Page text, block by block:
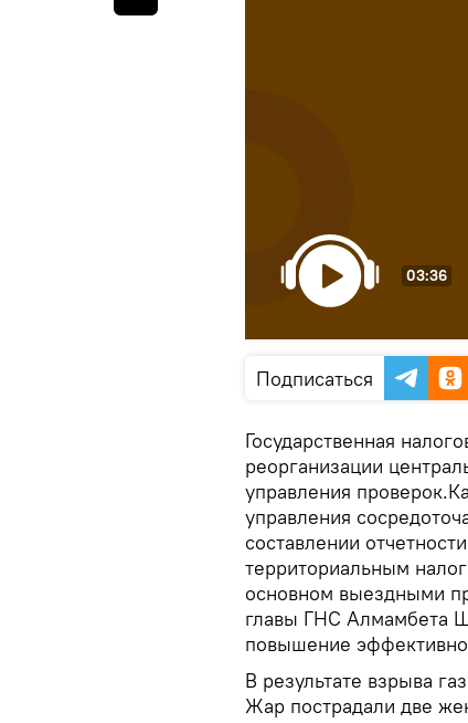
03:36
Подписаться
Государственная
реорганизации
управления
управления
составлении
территориальным
основном выездными
главы ГНС Алмамбета
повышение
В результате взрыва
Жар пострадали две